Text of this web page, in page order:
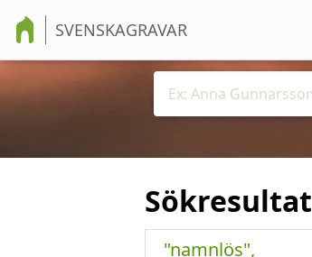
SVENSKAGRAVAR
Sökresultat
"namnlös",